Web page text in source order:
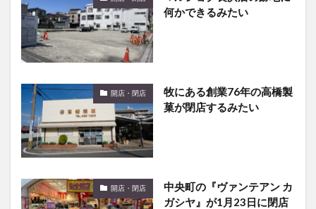
何かできるみたい
開店・閉店
牧にある創業76年の高橋製
菓が閉店するみたい
開店・閉店
中央町の『ヴァンテアン カ
ガシヤ』が1月23日に閉店